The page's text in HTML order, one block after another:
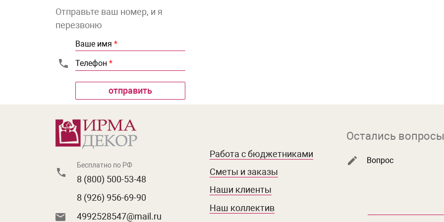
Отправьте ваш номер, и я
перезвоню
Ваше имя *
Телефон *
Бесплатно по РФ
8 (800) 500-53-48
8 (926) 956-69-90
4992528547@mail.ru
Работа с бюджетниками
Сметы и заказы
Наши клиенты
Наш коллектив
Остались
Вопрос